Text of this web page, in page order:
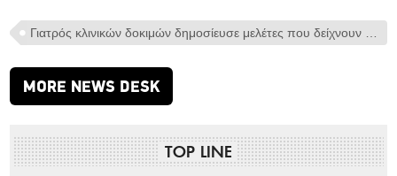
Γιατρός κλινικών δοκιμών δημοσίευσε μελέτες που δείχνουν ότι οι θεραπείες για την COVID ήταν αποτελεσματικές> Φαρμακευτικοί επενδυτές πέτυχαν την ανάκληση τους
MORE NEWS DESK
TOP LINE